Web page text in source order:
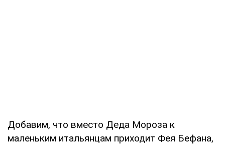
Добавим, что вместо Деда Мороза к
маленьким итальянцам приходит Фея Бефана,